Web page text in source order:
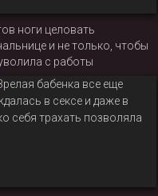
ноги целовать
и не только, чтобы
с работы